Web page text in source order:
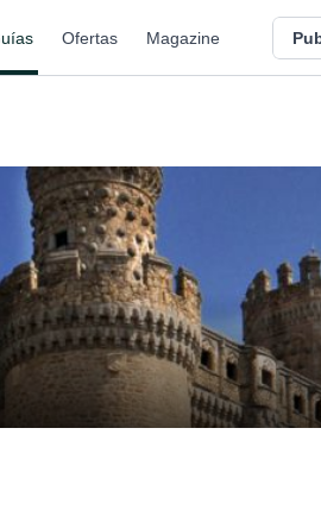
Ofertas Magazine